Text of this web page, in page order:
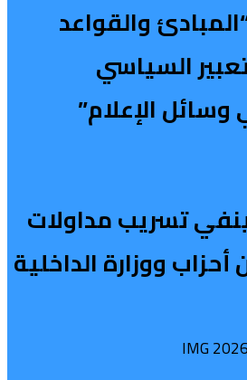
والقواعد
السياسي
الإعلام”
ينفي تسريب مداولات
أحزاب ووزارة الداخلية